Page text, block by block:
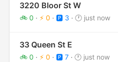
3220 Bloor St W
🚲 0 · ⚡ 0 · 🅿️ 3 · 🕐 just now
33 Queen St E
🚲 0 · ⚡ 0 · 🅿️ 7 · 🕐 just now